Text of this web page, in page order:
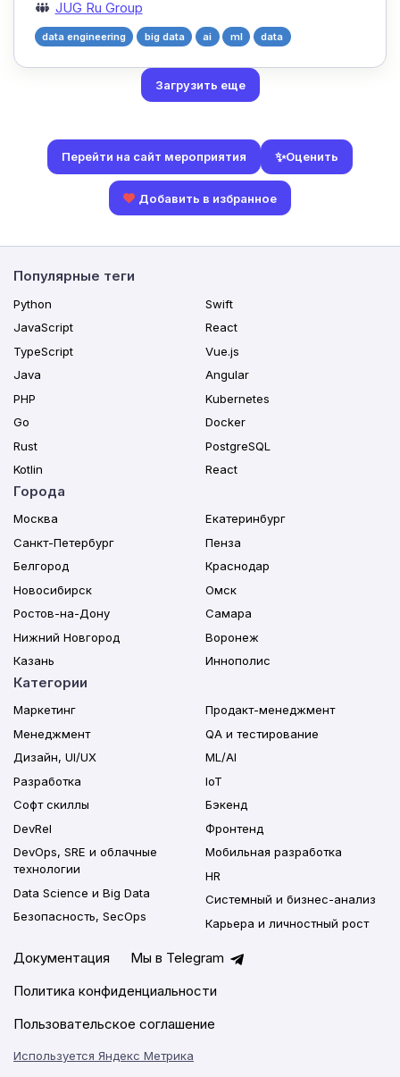
JUG Ru Group
data engineering big data ai ml data
Загрузить еще
Перейти на сайт мероприятия ✨Оценить
Добавить в избранное
Популярные теги
Python
JavaScript
TypeScript
Java
PHP
Go
Rust
Kotlin
Swift
React
Vue.js
Angular
Kubernetes
Docker
PostgreSQL
React
Города
Москва
Санкт-Петербург
Белгород
Новосибирск
Ростов-на-Дону
Нижний Новгород
Казань
Екатеринбург
Пенза
Краснодар
Омск
Самара
Воронеж
Иннополис
Категории
Маркетинг
Менеджмент
Дизайн, UI/UX
Разработка
Софт скиллы
DevRel
DevOps, SRE и облачные
технологии
Data Science и Big Data
Безопасность, SecOps
Продакт-менеджмент
QA и тестирование
ML/AI
IoT
Бэкенд
Фронтенд
Мобильная разработка
HR
Системный и бизнес-анализ
Карьера и личностный рост
Документация
Мы в Telegram
Политика конфиденциальности
Пользовательское соглашение
Используется Яндекс Метрика